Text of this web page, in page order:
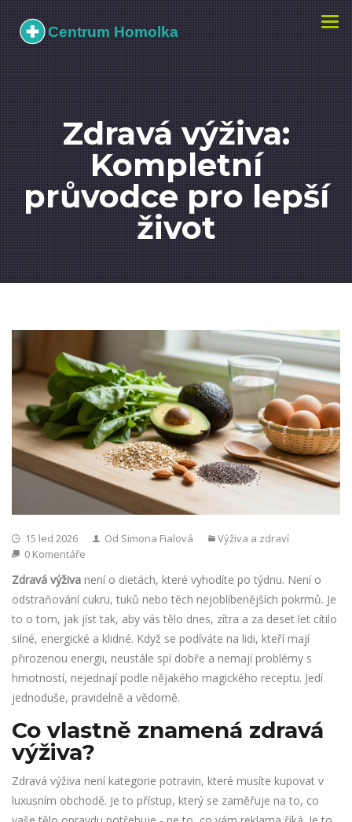
Zdravá výživa:
Kompletní
průvodce pro lepší
život
15 led 2026 Od Simona Fialová
Výživa a zdraví
0 Komentáře
Zdravá výživa není o dietách, které vyhodíte po týdnu. Není o
odstraňování cukru, tuků nebo těch nejoblíbenějších pokrmů. Je
to o tom, jak jíst tak, aby vás tělo dnes, zítra a za deset let cítilo
silné, energické a klidné. Když se podíváte na lidi, kteří mají
přirozenou energii, neustále spí dobře a nemají problémy s
hmotností, nejednají podle nějakého magického receptu. Jedí
jednoduše, pravidelně a vědomě.
Co vlastně znamená zdravá
výživa?
Zdravá výživa není kategorie potravin, které musíte kupovat v
luxusním obchodě. Je to přístup, který se zaměřuje na to, co